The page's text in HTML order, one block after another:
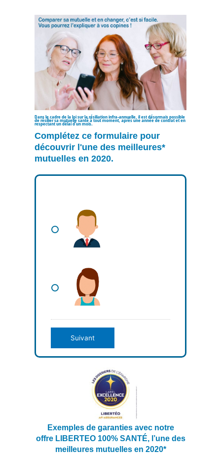
Dans le cadre de la loi sur la résiliation infra-annuelle, il est désormais possible
de résilier sa mutuelle santé à tout moment, après une année de contrat et en
respectant un délai d’un mois.
Complétez ce formulaire pour
découvrir l'une des meilleures*
mutuelles en 2020.
Suivant
Exemples de garanties avec notre
offre LIBERTEO 100% SANTÉ, l’une des
meilleures mutuelles en 2020*